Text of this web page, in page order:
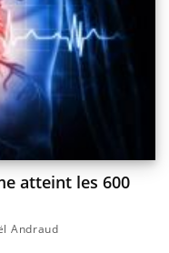
atteint les 600
Andraud